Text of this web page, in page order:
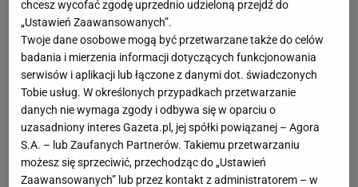
rzetelnym podejściem do źródeł. Prywatnie autorka
książek dla młodzieży oraz artykułów naukowych z
zakresu dietetyki. Obecnie w trakcie kursu na
korektora, rozwija swoje kompetencje w obszarze
redakcji i dbałości o najwyższą jakość językową
publikowanych treści.
WSZYSTKIE ARTYKUŁY
chcesz wycofać zgodę uprzednio udzieloną przejdź do
„Ustawień Zaawansowanych”.
Twoje dane osobowe mogą być przetwarzane także do celów
badania i mierzenia informacji dotyczących funkcjonowania
serwisów i aplikacji lub łączone z danymi dot. świadczonych
Tobie usług. W określonych przypadkach przetwarzanie
danych nie wymaga zgody i odbywa się w oparciu o
uzasadniony interes Gazeta.pl, jej spółki powiązanej – Agora
S.A. – lub Zaufanych Partnerów. Takiemu przetwarzaniu
możesz się sprzeciwić, przechodząc do „Ustawień
Zaawansowanych” lub przez kontakt z administratorem – w